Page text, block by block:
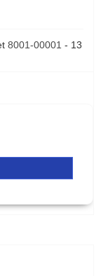
8001-00001 - 13